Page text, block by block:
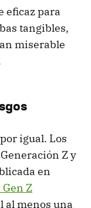
eficaz para
tangibles,
miserable
igual. Los
Z y
en
Z
al menos una